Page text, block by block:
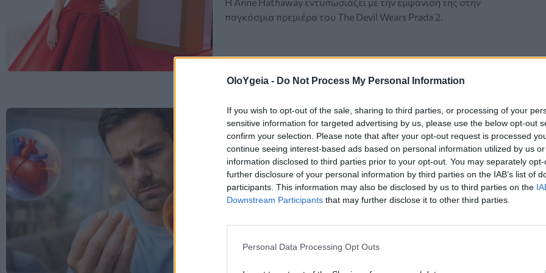
OloYgeia - Do Not Process My Personal Information
If you wish to opt-out of the sale, sharing to third parties, or processing of your
sensitive information for targeted advertising by us, please use the below opt-out
confirm your selection. Please note that after your opt-out request is processed
continue seeing interest-based ads based on personal information utilized by us
information disclosed to third parties prior to your opt-out. You may separately
further disclosure of your personal information by third parties on the IAB’s list of
participants. This information may also be disclosed by us to third parties on the
Downstream Participants that may further disclose it to other third parties.
Personal Data Processing Opt Outs
παγκόσμια πρεμιέρα του The Devil Wears Prada 2.
ΣΥΜΠΤΩΜΑΤΟΛΟΓΙΑ
Το σημάδι στα νύχια που μπορεί να σχετίζεται
με καρδιακή ανεπάρκεια ή ηπατική νόσο
Τα «νύχια του Terry» μπορεί να είναι ένδειξη σοβαρών
ιατρικών παθήσεων όπως καρδιακή ανεπάρκεια ή ηπατική